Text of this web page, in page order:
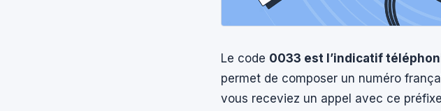
Le code 0033 est l’indicatif
permet de composer un numéro
vous receviez un appel avec ce